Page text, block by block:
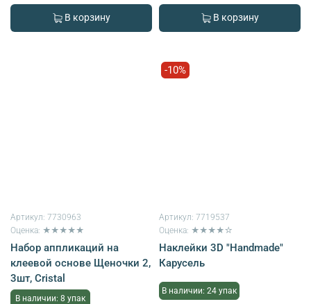
В корзину В корзину
Артикул: 7730963
Оценка: ★★★★★
Набор аппликаций на
клеевой основе Щеночки 2,
3шт, Cristal
В наличии: 8 упак
-10%
Артикул: 7719537
Оценка: ★★★★☆
Наклейки 3D "Handmade"
Карусель
В наличии: 24 упак